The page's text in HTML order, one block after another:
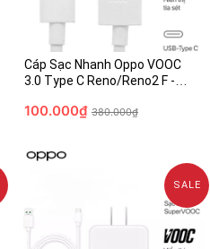
Cáp Sạc Nhanh Oppo VOOC
3.0 Type C Reno/Reno2 F -
100.000₫ 380.000₫
SALE